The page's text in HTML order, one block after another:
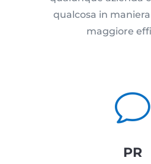
qualcosa in
maggiore
v
PR